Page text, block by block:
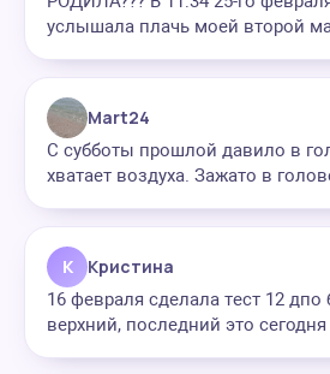
услышала плачь моей второй
Mart24
С субботы прошлой давило в
хватает воздуха. Зажато в
К Кристина
16 февраля сделала тест 12
верхний, последний это